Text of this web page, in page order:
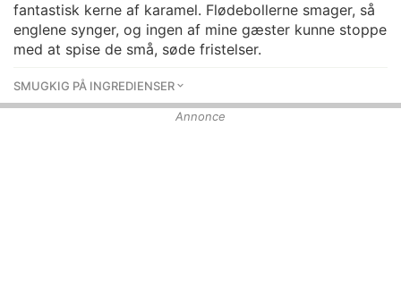
fantastisk kerne af karamel. Flødebollerne smager, så
englene synger, og ingen af mine gæster kunne stoppe
med at spise de små, søde fristelser.
SMUGKIG PÅ INGREDIENSER
Annonce